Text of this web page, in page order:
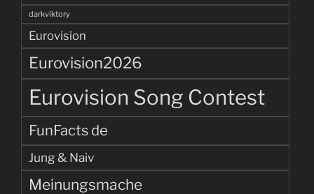
darkviktory
Eurovision
Eurovision2026
Eurovision Song Contest
FunFacts de
Jung & Naiv
Meinungsmache